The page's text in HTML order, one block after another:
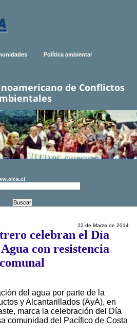
Política ambiental
de Conflictos
22 de Marzo de 2014
celebran el Día
con resistencia
comunal
del agua por parte de la
y Alcantarillados (AyA), en
marca la celebración del Día
comunidad del Pacífico de Costa